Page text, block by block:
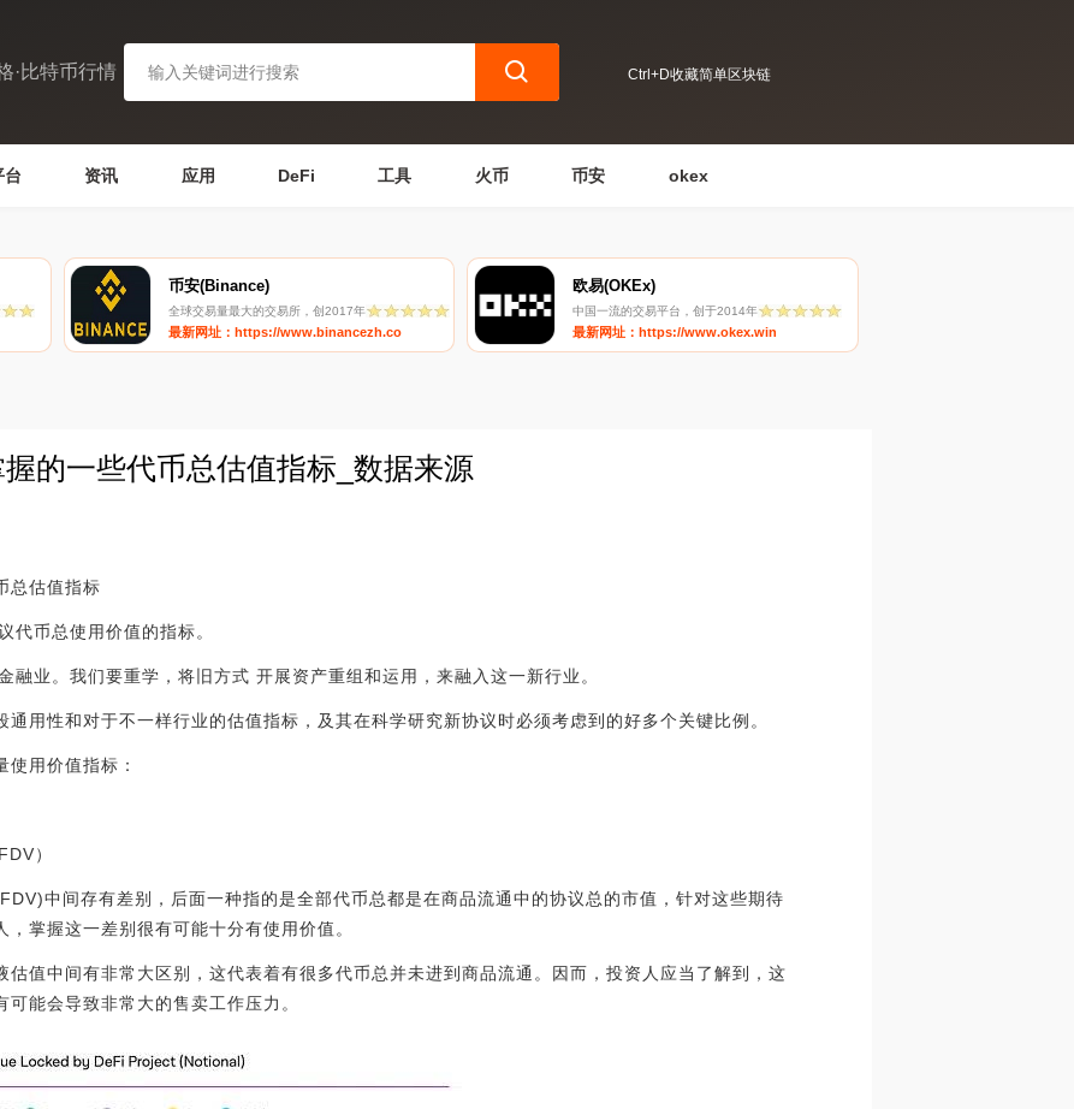
·比特币行情 Ctrl+D收藏简单区块链
台 资讯 应用 DeFi 工具 火币 币安 okex
币安(Binance)
全球交易量最大的交易所，创2017年
最新网址：https://www.binancezh.co
欧易(OKEx)
中国一流的交易平台，创于2014年
最新网址：https://www.okex.win
的一些代币总估值指标_数据来源
总估值指标
代币总使用价值的指标。
融业。我们要重学，将旧方式 开展资产重组和运用，来融入这一新行业。
用性和对于不一样行业的估值指标，及其在科学研究新协议时必须考虑到的好多个关键比例。
用价值指标：
）
中间存有差别，后面一种指的是全部代币总都是在商品流通中的协议总的市值，针对这些期待
掌握这一差别很有可能十分有使用价值。
估值中间有非常大区别，这代表着有很多代币总并未进到商品流通。因而，投资人应当了解到，这
能会导致非常大的售卖工作压力。